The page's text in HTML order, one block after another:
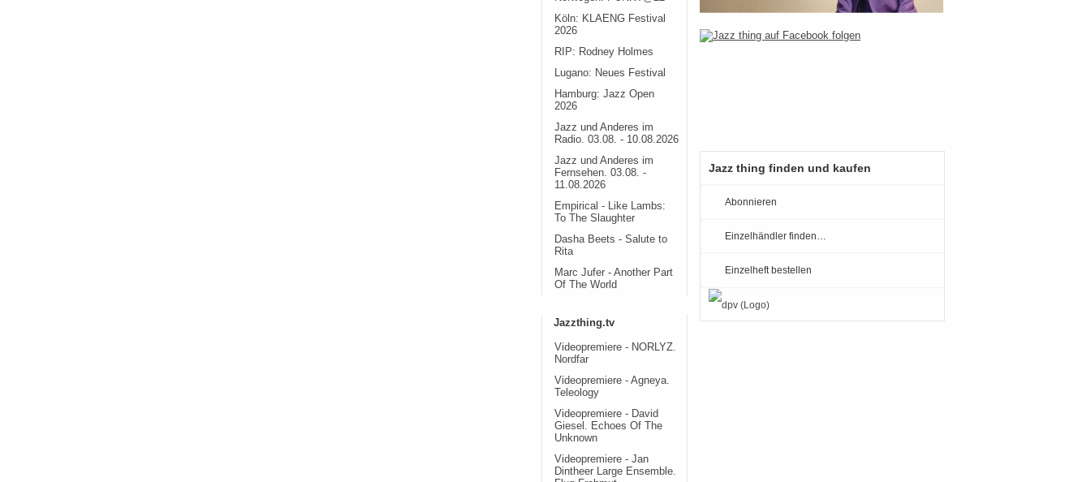
Köln: KLAENG Festival
2026
RIP: Rodney Holmes
Lugano: Neues Festival
Hamburg: Jazz Open
2026
Jazz und Anderes im
Radio. 03.08. - 10.08.2026
Jazz und Anderes im
Fernsehen. 03.08. -
11.08.2026
Empirical - Like Lambs:
To The Slaughter
Dasha Beets - Salute to
Rita
Marc Jufer - Another Part
Of The World
Jazzthing.tv
Videopremiere - NORLYZ.
Nordfar
Videopremiere - Agneya.
Teleology
Videopremiere - David
Giesel. Echoes Of The
Unknown
Videopremiere - Jan
Dintheer Large Ensemble.
Jazz thing finden und kaufen
Abonnieren
Einzelhändler finden…
Einzelheft bestellen